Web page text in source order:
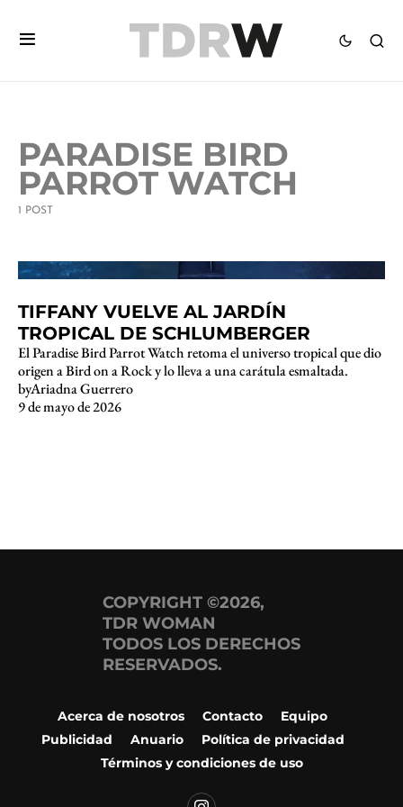
PARADISE BIRD
PARROT WATCH
1 POST
3 minute read
TIFFANY VUELVE AL JARDÍN
TROPICAL DE SCHLUMBERGER
El Paradise Bird Parrot Watch retoma el universo tropical que dio
origen a Bird on a Rock y lo lleva a una carátula esmaltada.
byAriadna Guerrero
9 de mayo de 2026
COPYRIGHT ©2026,
TDR WOMAN
TODOS LOS DERECHOS
RESERVADOS.
Acerca de nosotros Contacto
Equipo
Publicidad
Anuario
Política de privacidad
Términos y condiciones de uso